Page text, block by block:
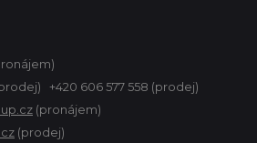
+420 606 577 558 (prodej)
(pronájem)
(prodej)